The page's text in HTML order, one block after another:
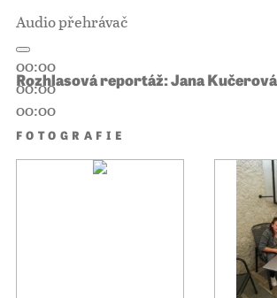
Audio přehrávač
00:00
00:00
00:00
Rozhlasová reportáž: Jana Kučerová
FOTOGRAFIE